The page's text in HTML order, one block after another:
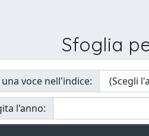
Sfoglia
una voce nell'indice:
l'anno: